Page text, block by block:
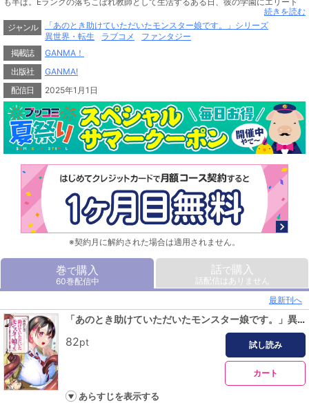
続きを読む
ジャンル
「あのとき助けていただいたモンスター娘です。」シリーズ
異世界・転生
ラブコメ
ファンタジー
掲載誌
GANMA！
出版社
GANMA!
配信日
2025年1月1日
※契約月に解約された場合は適用されません。
巻で購入
60巻配信中
話で購入
話配信はありません
最新刊へ
「あのとき助けていただいたモンスター娘です。」異世界おっさん教師 突然のモテ期に困惑する【単話版】（１）
82pt 試し読み
カート
あらすじを表示する